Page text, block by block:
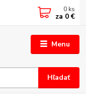
Menu
Hľadať
0 ks
za 0 €